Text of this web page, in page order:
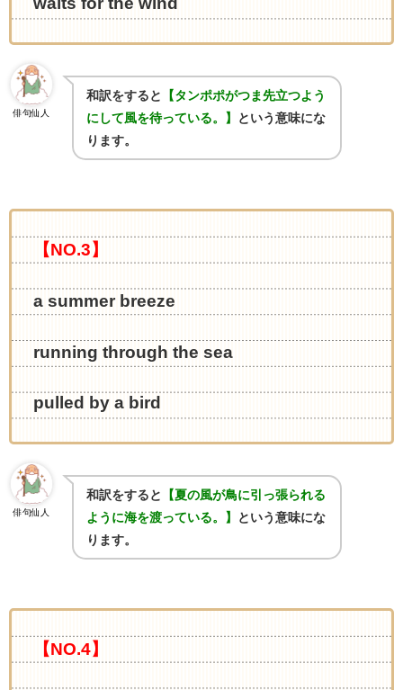
waits for the wind
俳句仙人
和訳をすると
【タンポポがつま先立つよう
にして風を待っている。】
という意味にな
ります。
【NO.3】
a summer breeze
running through the sea
pulled by a bird
俳句仙人
和訳をすると
【夏の風が鳥に引っ張られる
ように海を渡っている。】
という意味にな
ります。
【NO.4】